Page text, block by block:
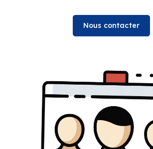
Nous contacter